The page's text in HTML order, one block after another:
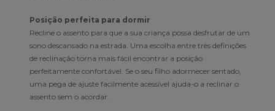
Posição perfeita para dormir
Recline o assento para que a sua criança possa desfrutar de um
sono descansado na estrada. Uma escolha entre três definições
de reclinação torna mais fácil encontrar a posição
perfeitamente confortável. Se o seu filho adormecer sentado,
uma pega de ajuste facilmente acessível ajuda-o a reclinar o
assento sem o acordar.